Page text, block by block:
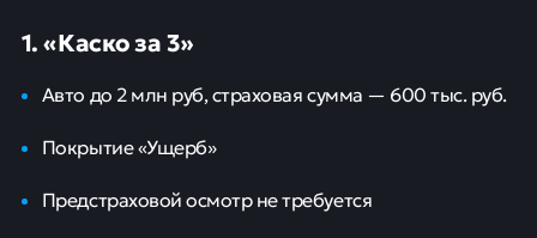
1. «Каско за 3»
Авто до 2 млн руб, страховая сумма — 600 тыс. руб.
Покрытие «Ущерб»
Предстраховой осмотр не требуется